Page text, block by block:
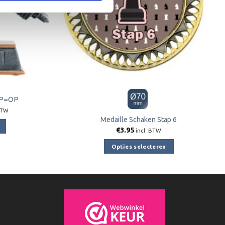
Medaille Schaken Stap 6
€3.95 incl. BTW
Opties selecteren
variaties.
Deze